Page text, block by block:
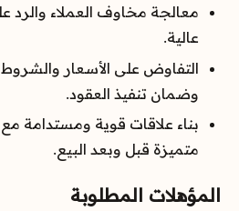
معالجة مخاوف العملاء والرد
عالية.
التفاوض على الأسعار والشروط
وضمان تنفيذ العقود.
بناء علاقات قوية ومستدامة
متميزة قبل وبعد البيع.
المؤهلات المطلوبة